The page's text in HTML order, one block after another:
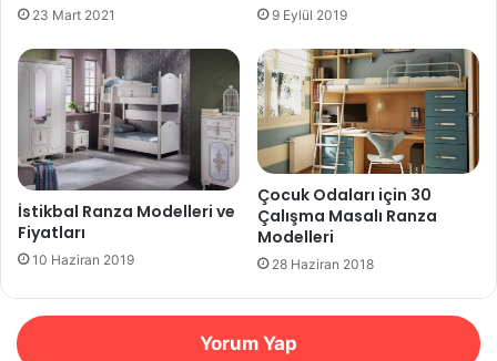
23 Mart 2021 9 Eylül 2019
İstikbal Ranza Modelleri ve
Fiyatları
10 Haziran 2019
Çocuk Odaları için 30
Çalışma Masalı Ranza
Modelleri
28 Haziran 2018
Yorum Yap